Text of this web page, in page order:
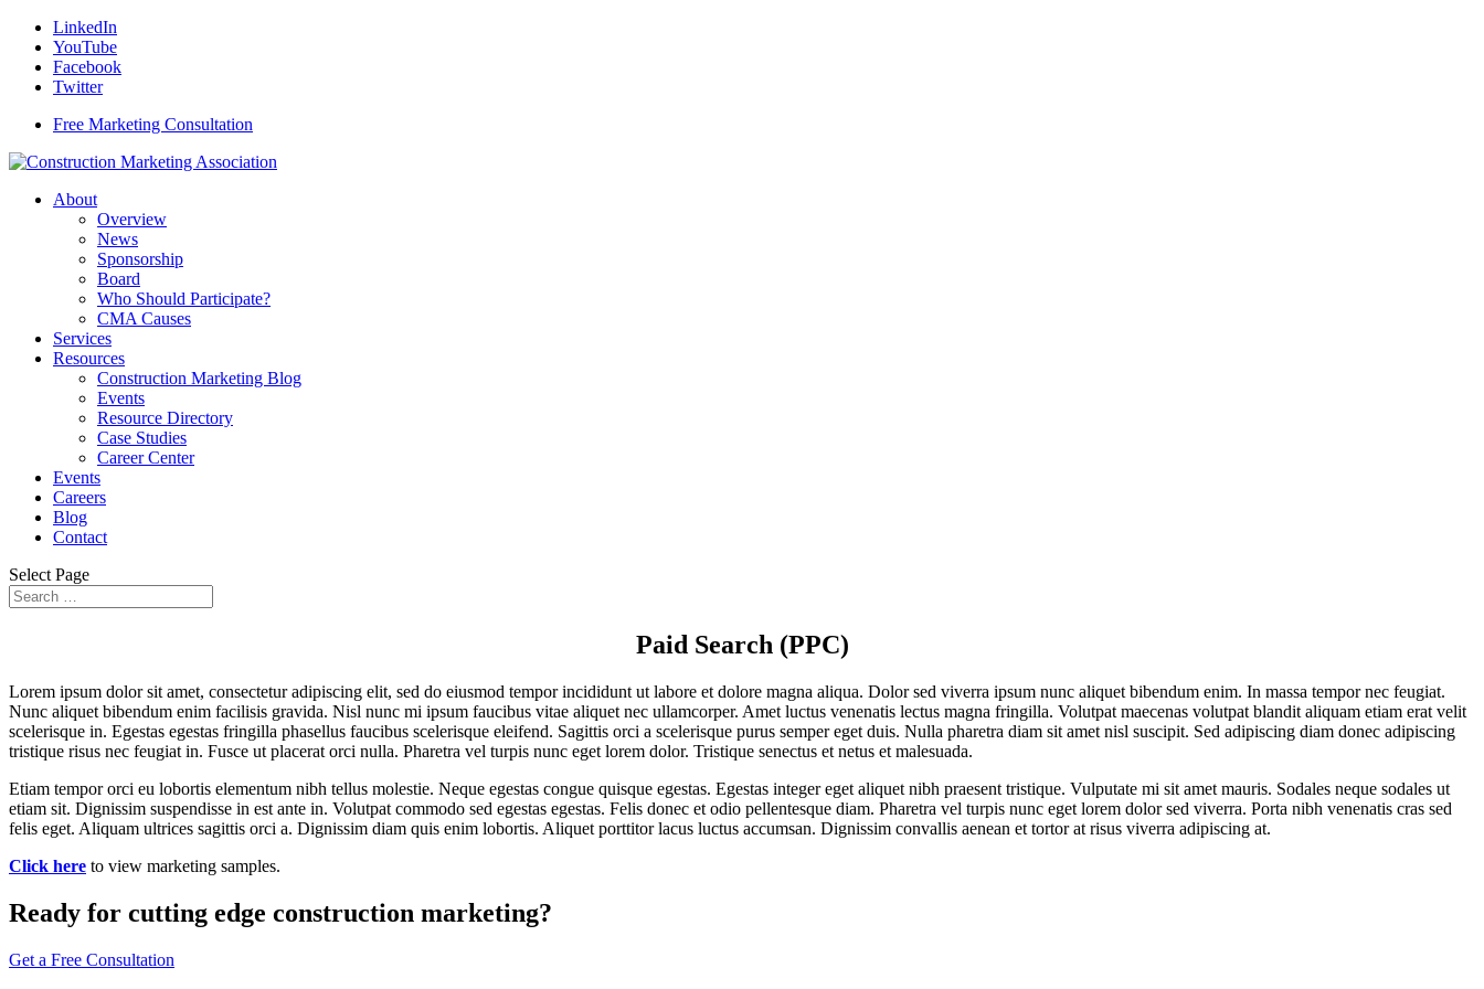
LinkedIn
YouTube
Facebook
Twitter
Free Marketing Consultation
About
Overview
News
Sponsorship
Board
Who Should Participate?
CMA Causes
Services
Resources
Construction Marketing Blog
Events
Resource Directory
Case Studies
Career Center
Events
Careers
Blog
Contact
Select Page
Paid Search (PPC)
Lorem ipsum dolor sit amet, consectetur adipiscing elit, sed do eiusmod tempor incididunt ut labore et dolore magna aliqua. Dolor sed viverra ipsum nunc aliquet bibendum enim. In massa tempor nec feugiat.
Nunc aliquet bibendum enim facilisis gravida. Nisl nunc mi ipsum faucibus vitae aliquet nec ullamcorper. Amet luctus venenatis lectus magna fringilla. Volutpat maecenas volutpat blandit aliquam etiam erat velit
scelerisque in. Egestas egestas fringilla phasellus faucibus scelerisque eleifend. Sagittis orci a scelerisque purus semper eget duis. Nulla pharetra diam sit amet nisl suscipit. Sed adipiscing diam donec adipiscing
tristique risus nec feugiat in. Fusce ut placerat orci nulla. Pharetra vel turpis nunc eget lorem dolor. Tristique senectus et netus et malesuada.
Etiam tempor orci eu lobortis elementum nibh tellus molestie. Neque egestas congue quisque egestas. Egestas integer eget aliquet nibh praesent tristique. Vulputate mi sit amet mauris. Sodales neque sodales ut
etiam sit. Dignissim suspendisse in est ante in. Volutpat commodo sed egestas egestas. Felis donec et odio pellentesque diam. Pharetra vel turpis nunc eget lorem dolor sed viverra. Porta nibh venenatis cras sed
felis eget. Aliquam ultrices sagittis orci a. Dignissim diam quis enim lobortis. Aliquet porttitor lacus luctus accumsan. Dignissim convallis aenean et tortor at risus viverra adipiscing at.
Click here to view marketing samples.
Ready for cutting edge construction marketing?
Get a Free Consultation